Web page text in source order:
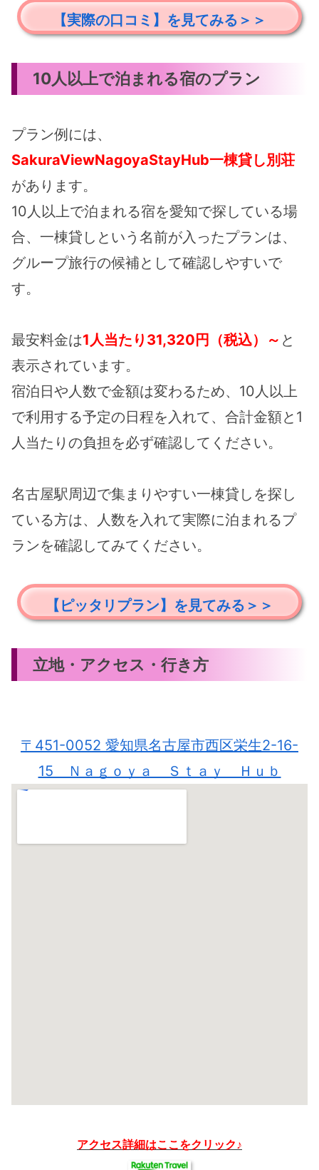
【実際の口コミ】を見てみる＞＞
10人以上で泊まれる宿のプラン
プラン例には、
SakuraViewNagoyaStayHub一棟貸し別荘
があります。
10人以上で泊まれる宿を愛知で探している場
合、一棟貸しという名前が入ったプランは、
グループ旅行の候補として確認しやすいで
す。
最安料金は1人当たり31,320円（税込）～ と
表示されています。
宿泊日や人数で金額は変わるため、10人以上
で利用する予定の日程を入れて、合計金額と1
人当たりの負担を必ず確認してください。
名古屋駅周辺で集まりやすい一棟貸しを探し
ている方は、人数を入れて実際に泊まれるプ
ランを確認してみてください。
【ピッタリプラン】を見てみる＞＞
立地・アクセス・行き方
〒451-0052 愛知県名古屋市西区栄生2-16-
15 Ｎａｇｏｙａ Ｓｔａｙ Ｈｕｂ
アクセス詳細はここをクリック♪